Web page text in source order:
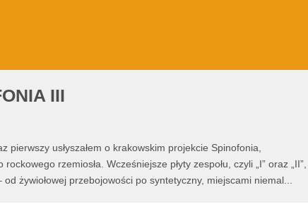
III
usłyszałem o krakowskim projekcie Spinofonia,
rzemiosła. Wcześniejsze płyty zespołu, czyli „I” oraz „II”,
żywiołowej przebojowości po syntetyczny, miejscami niemal